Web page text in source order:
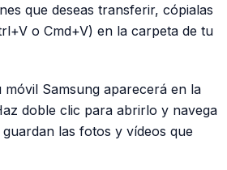
que deseas transferir, cópialas
o Cmd+V) en la carpeta de tu
Samsung aparecerá en la
doble clic para abrirlo y navega
las fotos y vídeos que